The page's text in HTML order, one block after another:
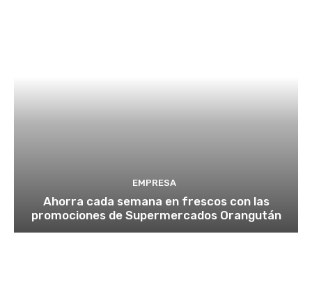
EMPRESA
Ahorra cada semana en frescos con las
promociones de Supermercados Orangután